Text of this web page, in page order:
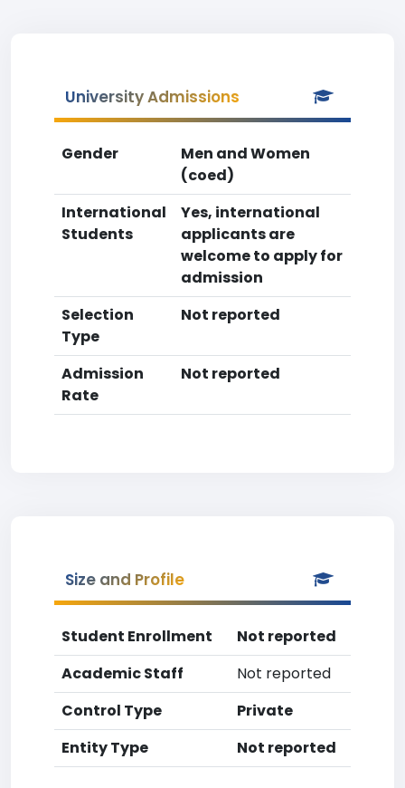
University Admissions
Gender
Men and Women
(coed)
International
Students
Yes, international
applicants are
welcome to apply for
admission
Selection
Type
Not reported
Admission
Rate
Not reported
Size and Profile
Student Enrollment
Not reported
Academic Staff
Not reported
Control Type
Private
Entity Type
Not reported